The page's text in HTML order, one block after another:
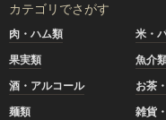
カテゴリでさがす
肉・ハム類 米・
果実類
魚介
酒・アルコール
お茶
麺類
雑貨